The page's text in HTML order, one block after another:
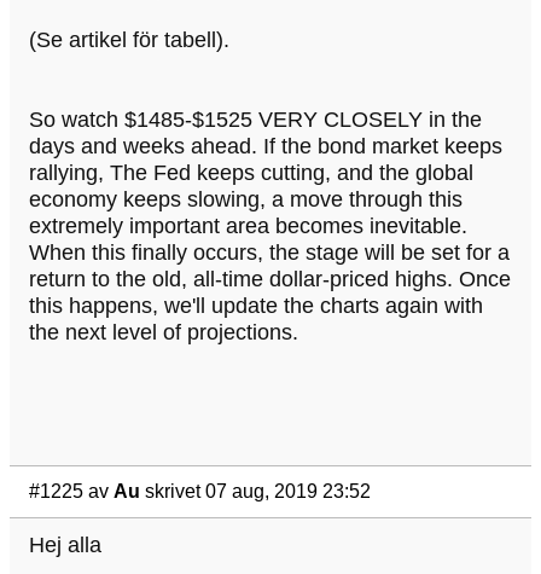
(Se artikel för tabell).
So watch $1485-$1525 VERY CLOSELY in the
days and weeks ahead. If the bond market keeps
rallying, The Fed keeps cutting, and the global
economy keeps slowing, a move through this
extremely important area becomes inevitable.
When this finally occurs, the stage will be set for a
return to the old, all-time dollar-priced highs. Once
this happens, we'll update the charts again with
the next level of projections.
#1225 av Au skrivet 07 aug, 2019 23:52
Hej alla